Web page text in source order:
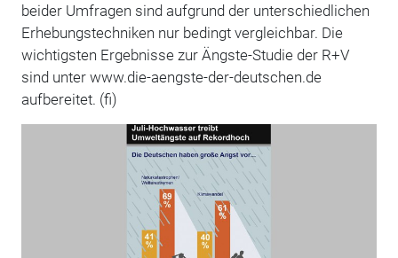
beider Umfragen sind aufgrund der unterschiedlichen
Erhebungstechniken nur bedingt vergleichbar. Die
wichtigsten Ergebnisse zur Ängste-Studie der R+V
sind unter www.die-aengste-der-deutschen.de
aufbereitet. (fi)